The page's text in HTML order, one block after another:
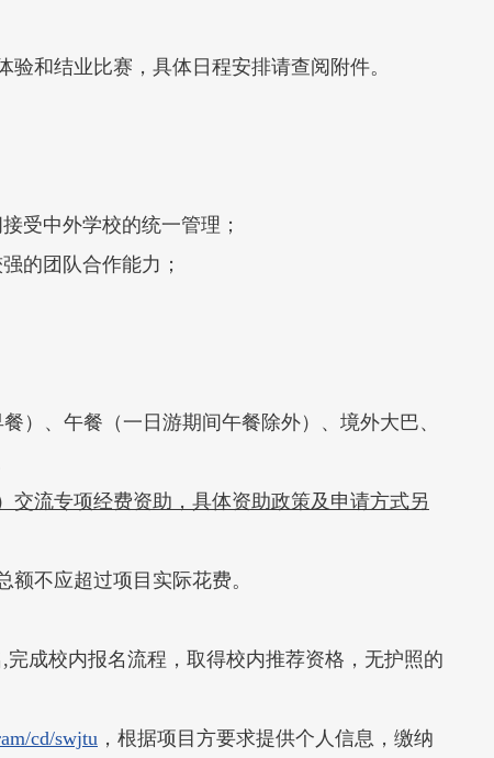
和结业比赛，具体日程安排请查阅附件。
受中外学校的统一管理；
的团队合作能力；
）、午餐（一日游期间午餐除外）、境外大巴、
交流专项经费资助，具体资助政策及申请方式另
不应超过项目实际花费。
完成校内报名流程，取得校内推荐资格，无护照的
cd/swjtu ，根据项目方要求提供个人信息，缴纳